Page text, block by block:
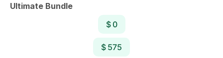
Ultimate Bundle
$ 0
$ 575